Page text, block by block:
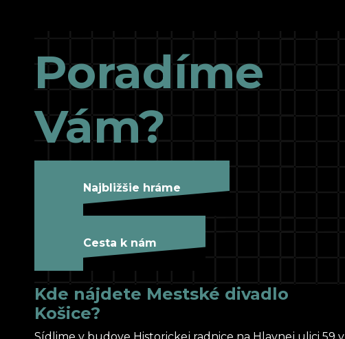
Poradíme
Vám?
Najbližšie hráme
Cesta k nám
Kde nájdete Mestské divadlo
Košice?